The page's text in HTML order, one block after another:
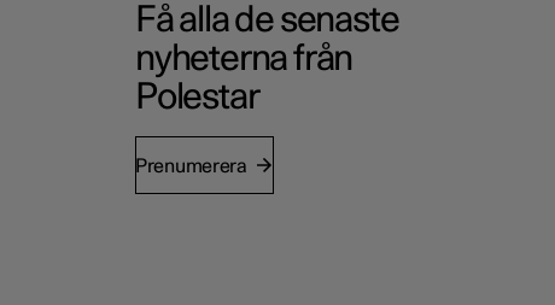
Få alla de senaste
nyheterna från
Polestar
Prenumerera